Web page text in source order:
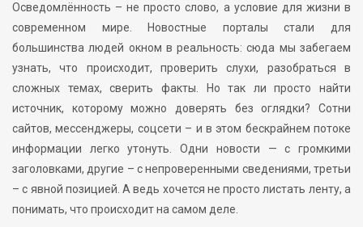
Осведомлённость – не просто слово, а условие для жизни в
современном мире. Новостные порталы стали для
большинства людей окном в реальность: сюда мы забегаем
узнать, что происходит, проверить слухи, разобраться в
сложных темах, сверить факты. Но так ли просто найти
источник, которому можно доверять без оглядки? Сотни
сайтов, мессенджеры, соцсети – и в этом бескрайнем потоке
информации легко утонуть. Одни новости — с громкими
заголовками, другие – с непроверенными сведениями, третьи
– с явной позицией. А ведь хочется не просто листать ленту, а
понимать, что происходит на самом деле.